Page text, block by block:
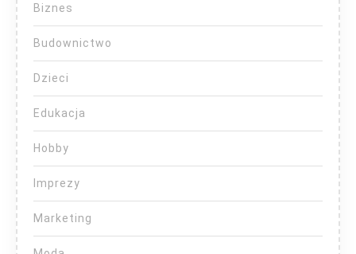
Biznes
Budownictwo
Dzieci
Edukacja
Hobby
Imprezy
Marketing